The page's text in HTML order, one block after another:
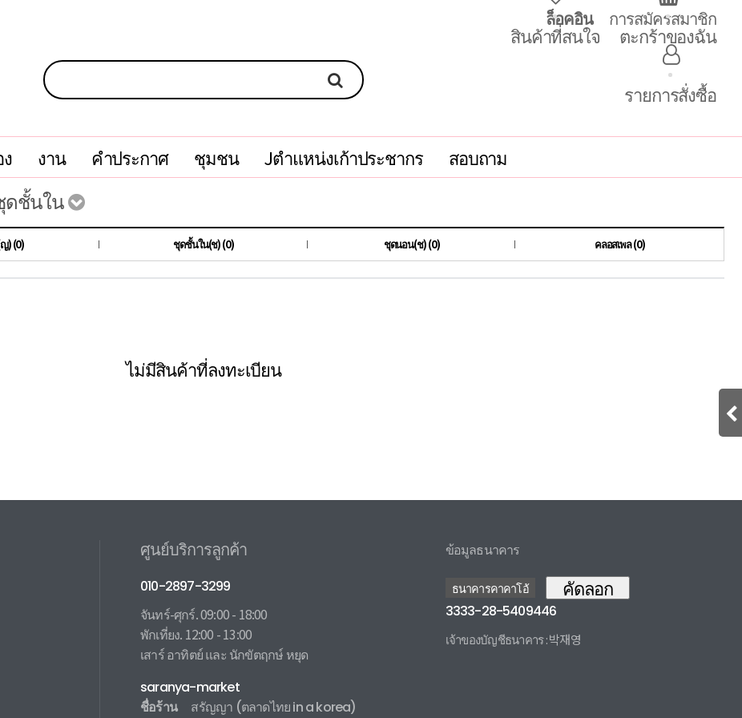
การสมัครสมาชิก
ล็อคอิน
ตะกร้าของฉัน
สินค้าที่สนใจ
รายการสั่งซื้อ
งาน คำประกาศ ชุมชน Jตำแหน่งเก้าประชากร สอบถาม
ดชั้นใน
) (0) ชุดชั้นใน(ช) (0) ชุดนอน(ช) (0) คลอสเพล (0)
ไม่มีสินค้าที่ลงทะเบียน
ศูนย์บริการลูกค้า
010-2897-3299
จันทร์-ศุกร์. 09:00 - 18:00
พักเที่ยง. 12:00 - 13:00
เสาร์ อาทิตย์ และ นักขัตฤกษ์ หยุด
ข้อมูลธนาคาร
ธนาคารคาคาโอ้ คัดลอก
3333-28-5409446
เจ้าของบัญชีธนาคาร : 박재영
saranya-market
ชื่อร้าน สรัญญา (ตลาดไทย in a korea)